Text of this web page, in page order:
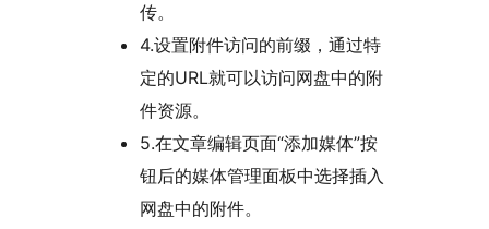
传。
4.设置附件访问的前缀，通过特
定的URL就可以访问网盘中的附
件资源。
5.在文章编辑页面“添加媒体”按
钮后的媒体管理面板中选择插入
网盘中的附件。